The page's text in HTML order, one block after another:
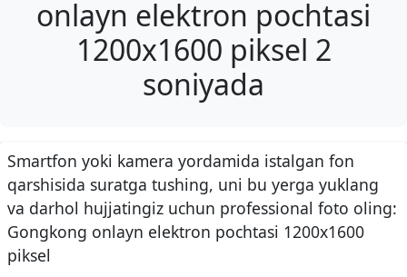
onlayn elektron pochtasi
1200x1600 piksel 2
soniyada
Smartfon yoki kamera yordamida istalgan fon
qarshisida suratga tushing, uni bu yerga yuklang
va darhol hujjatingiz uchun professional foto oling:
Gongkong onlayn elektron pochtasi 1200x1600
piksel